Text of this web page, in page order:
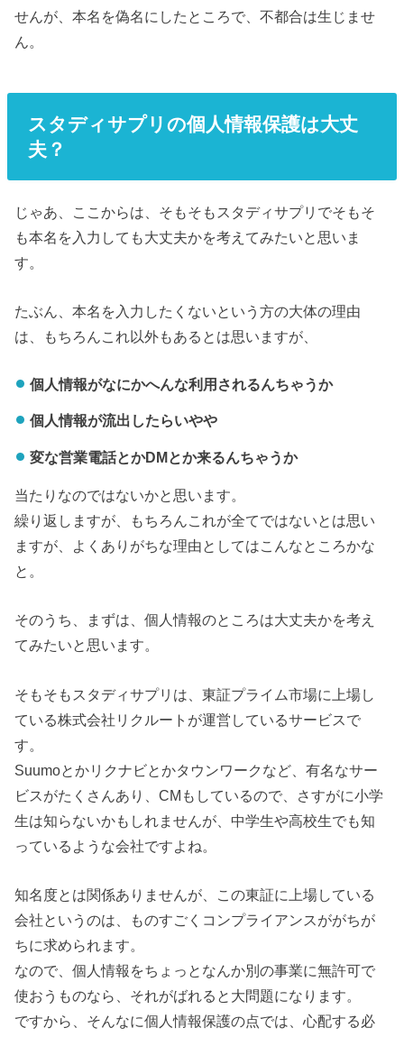
せんが、本名を偽名にしたところで、不都合は生じませ
ん。
スタディサプリの個人情報保護は大丈
夫？
じゃあ、ここからは、そもそもスタディサプリでそもそ
も本名を入力しても大丈夫かを考えてみたいと思いま
す。
たぶん、本名を入力したくないという方の大体の理由
は、もちろんこれ以外もあるとは思いますが、
個人情報がなにかへんな利用されるんちゃうか
個人情報が流出したらいやや
変な営業電話とかDMとか来るんちゃうか
当たりなのではないかと思います。
繰り返しますが、もちろんこれが全てではないとは思い
ますが、よくありがちな理由としてはこんなところかな
と。
そのうち、まずは、個人情報のところは大丈夫かを考え
てみたいと思います。
そもそもスタディサプリは、東証プライム市場に上場し
ている株式会社リクルートが運営しているサービスで
す。
Suumoとかリクナビとかタウンワークなど、有名なサー
ビスがたくさんあり、CMもしているので、さすがに小学
生は知らないかもしれませんが、中学生や高校生でも知
っているような会社ですよね。
知名度とは関係ありませんが、この東証に上場している
会社というのは、ものすごくコンプライアンスががちが
ちに求められます。
なので、個人情報をちょっとなんか別の事業に無許可で
使おうものなら、それがばれると大問題になります。
ですから、そんなに個人情報保護の点では、心配する必